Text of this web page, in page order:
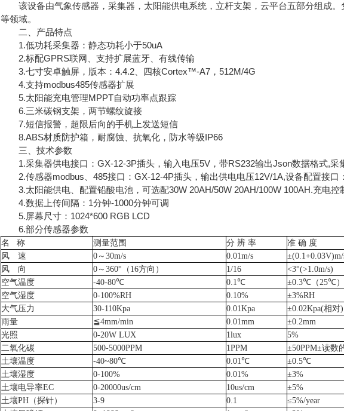
该设备由气象传感器，采集器，太阳能供电系统，立杆支架，云平台五部分组成。
等领域。
二、产品特点
1.低功耗采集器：静态功耗小于50uA
2.标配GPRS联网、支持扩展蓝牙、有线传输
3.七寸安卓触屏，版本：4.4.2、四核Cortex™-A7，512M/4G
4.支持modbus485传感器扩展
5.太阳能充电管理MPPT自动功率点跟踪
6.三米碳钢支架，两节螺纹旋接
7.短信报警，超限后向的手机上发送短信
8.ABS材质防护箱，耐腐蚀、抗氧化，防水等级IP66
三、技术参数
1.采集器供电接口：GX-12-3P插头，输入电压5V，带RS232输出Json数据格式,采
2.传感器modbus、485接口：GX-12-4P插头，输出供电电压12V/1A,设备配置接口
3.太阳能供电、配置铅酸电池，可选配30W 20AH/50W 20AH/100W 100AH.充电控
4.数据上传间隔：1分钟-1000分钟可调
5.屏幕尺寸：1024*600 RGB LCD
6.部分传感器参数
名 称 测量范围 分 辨 率 准 确 度
风 速
0～30m/s 0.01m/s
±(0.1+0.03V)m/
风 向
0～360°（16方向） 1/16
<3°(>1.0m/s)
空气温度
-40-80℃ 0.1℃
±0.3℃（25℃）
空气湿度
0-100%RH 0.10%
±3%RH
大气压力
30-110Kpa 0.01Kpa
±0.02Kpa(相对)
雨量
≦4mm/min 0.01mm
±0.2mm
光照
0-20W LUX 1lux
5%
二氧化碳
500-5000PPM 1PPM
±50PPM±读数
土壤温度
-40~80℃ 0.01℃
±0.5℃
土壤湿度
0-100% 0.01% ±3%
土壤电导率EC 0-20000us/cm 10us/cm
±5%
土壤PH（探针） 3-9 0.1
≤5%/year